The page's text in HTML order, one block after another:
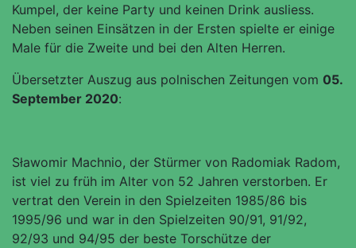
Kumpel, der keine Party und keinen Drink ausliess.
Neben seinen Einsätzen in der Ersten spielte er einige
Male für die Zweite und bei den Alten Herren.
Übersetzter Auszug aus polnischen Zeitungen vom 05.
September 2020:
Sławomir Machnio, der Stürmer von Radomiak Radom,
ist viel zu früh im Alter von 52 Jahren verstorben. Er
vertrat den Verein in den Spielzeiten 1985/86 bis
1995/96 und war in den Spielzeiten 90/91, 91/92,
92/93 und 94/95 der beste Torschütze der